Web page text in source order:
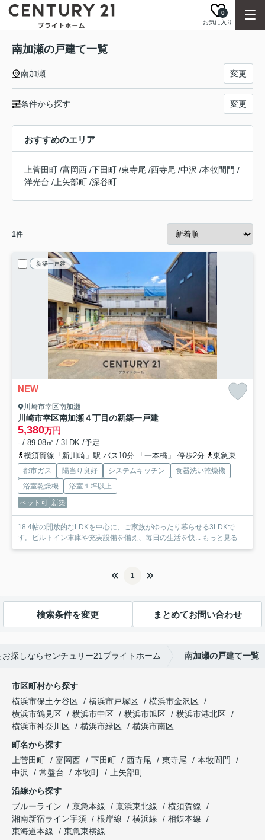
お気に入り
0
南加瀬の戸建て一覧
南加瀬 変更
条件から探す 変更
おすすめのエリア
上菅田町 /富岡西 /下田町 /東寺尾 /西寺尾 /中沢 /本牧間門 /
洋光台 / 上矢部町 /深谷町
1件
新築一戸建
NEW
川崎市幸区南加瀬
川崎市幸区南加瀬４丁目の新築一戸建
5,380万円
- / 89.08㎡ / 3LDK /予定
横須賀線「新川崎」駅 バス10分 「一本橋」 停歩2分
東急東横線「日吉」駅 バス7分 「江川町」 停歩2分
都市ガス 陽当り良好 システムキッチン
食器洗い乾燥機
浴室乾燥機
浴室１坪以上
ペット可 新築
18.4帖の開放的なLDKを中心に、ご家族がゆったり暮らせる3LDKで
す。ビルトイン車庫や充実設備を備え、毎日の生活を快... もっと見る
1
検索条件を変更 まとめてお問い合わせ
探しならセンチュリー21ブライトホーム 南加瀬の戸建て一覧
市区町村から探す
横浜市保土ケ谷区
横浜市戸塚区
横浜市金沢区
横浜市鶴見区
横浜市中区 横浜市旭区
横浜市港北区
横浜市神奈川区
横浜市緑区
横浜市南区
町名から探す
上菅田町
富岡西 下田町 西寺尾 東寺尾
本牧間門
中沢
常盤台 本牧町
上矢部町
沿線から探す
ブルーライン
京急本線 京浜東北線
横須賀線
湘南新宿ライン宇須
根岸線 横浜線
相鉄本線
東海道本線
東急東横線